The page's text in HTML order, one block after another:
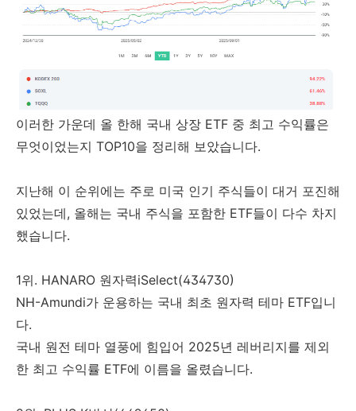
이러한 가운데 올 한해 국내 상장 ETF 중 최고 수익률은
무엇이었는지 TOP10을 정리해 보았습니다.
지난해 이 순위에는 주로 미국 인기 주식들이 대거 포진해
있었는데, 올해는 국내 주식을 포함한 ETF들이 다수 차지
했습니다.
1위. HANARO 원자력iSelect(434730)
NH-Amundi가 운용하는 국내 최초 원자력 테마 ETF입니
다.
국내 원전 테마 열풍에 힘입어 2025년 레버리지를 제외
한 최고 수익률 ETF에 이름을 올렸습니다.